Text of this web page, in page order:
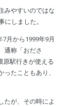
みやすいのではな
しました。
月から1999年9月
通称「おださ
原駅行きが使える
たこともあり、
たが、その時によ